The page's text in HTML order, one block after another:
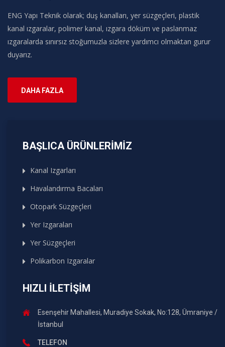
ENG Yapı Teknik olarak; duş kanalları, yer süzgeçleri, plastik
kanal ızgaralar, polimer kanal, ızgara döküm ve paslanmaz
ızgaralarda sınırsız stoğumuzla sizlere yardımcı olmaktan gurur
duyarız.
DAHA FAZLA
BAŞLICA ÜRÜNLERIMIZ
Kanal Izgarları
Havalandırma Bacaları
Otopark Süzgeçleri
Yer Izgaraları
Yer Süzgeçleri
Polikarbon Izgaralar
HIZLI İLETIŞIM
Esenşehir Mahallesi, Muradiye Sokak, No:128, Ümraniye /
İstanbul
TELEFON